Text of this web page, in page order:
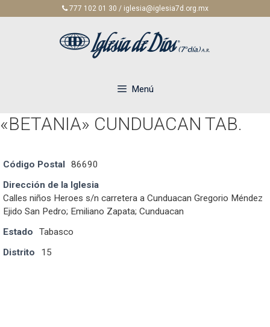
777 102 01 30 / iglesia@iglesia7d.org.mx
Menú
«BETANIA» CUNDUACAN TAB.
Código Postal 86690
Dirección de la Iglesia
Calles niños Heroes s/n carretera a Cunduacan Gregorio Méndez
Ejido San Pedro; Emiliano Zapata; Cunduacan
Estado
Tabasco
Distrito
15